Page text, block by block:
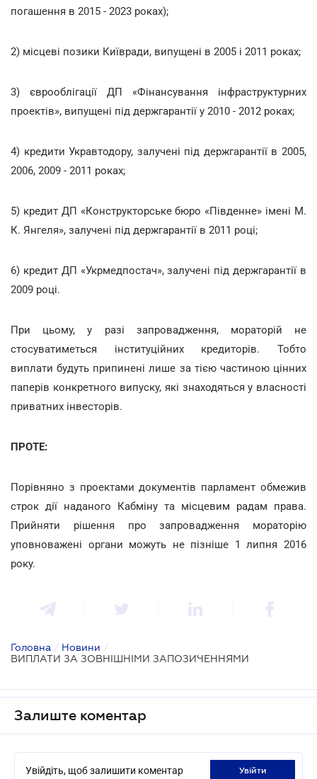
погашення в 2015 - 2023 роках);
2) місцеві позики Київради, випущені в 2005 і 2011 роках;
3) єврооблігації ДП «Фінансування інфраструктурних
проектів», випущені під держгарантії у 2010 - 2012 роках;
4) кредити Укравтодору, залучені під держгарантії в 2005,
2006, 2009 - 2011 роках;
5) кредит ДП «Конструкторське бюро «Південне» імені М.
К. Янгеля», залучені під держгарантії в 2011 році;
6) кредит ДП «Укрмедпостач», залучені під держгарантії в
2009 році.
При цьому, у разі запровадження, мораторій не
стосуватиметься інституційних кредиторів. Тобто
виплати будуть припинені лише за тією частиною цінних
паперів конкретного випуску, які знаходяться у власності
приватних інвесторів.
ПРОТЕ:
Порівняно з проектами документів парламент обмежив
строк дії наданого Кабміну та місцевим радам права.
Прийняти рішення про запровадження мораторію
уповноважені органи можуть не пізніше 1 липня 2016
року.
Головна / Новини /
ВИПЛАТИ ЗА ЗОВНІШНІМИ ЗАПОЗИЧЕННЯМИ
Залиште коментар
Увійдіть, щоб залишити коментар увійти